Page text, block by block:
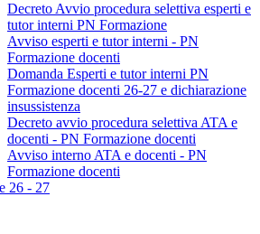
Decreto Avvio procedura selettiva esperti e
tutor interni PN Formazione
Avviso esperti e tutor interni - PN
Formazione docenti
Domanda Esperti e tutor interni PN
Formazione docenti 26-27 e dichiarazione
insussistenza
Decreto avvio procedura selettiva ATA e
docenti - PN Formazione docenti
Avviso interno ATA e docenti - PN
Formazione docenti
26 - 27